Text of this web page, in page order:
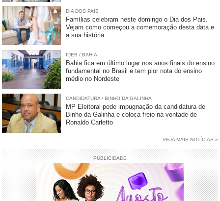
DIA DOS PAIS
Famílias celebram neste domingo o Dia dos Pais.
Vejam como começou a comemoração desta data e
a sua história
IDEB / BAHIA
Bahia fica em último lugar nos anos finais do ensino
fundamental no Brasil e tem pior nota do ensino
médio no Nordeste
CANDIDATURA / BINHO DA GALINHA
MP Eleitoral pede impugnação da candidatura de
Binho da Galinha e coloca freio na vontade de
Ronaldo Carletto
VEJA MAIS NOTÍCIAS »
PUBLICIDADE